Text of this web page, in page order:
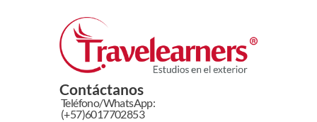
Contáctanos
Teléfono/WhatsApp:
(+57)6017702853